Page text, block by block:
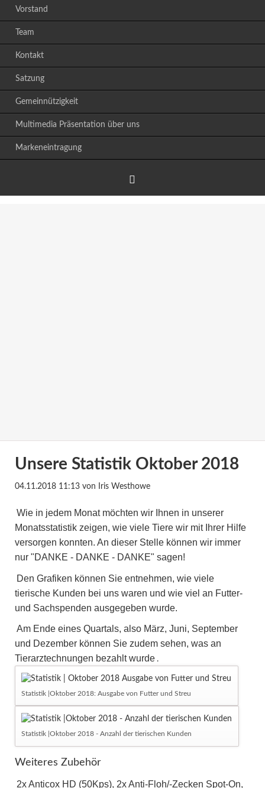
Vorstand
Team
Kontakt
Satzung
Gemeinnützigkeit
Multimedia Präsentation über uns
Markeneintragung
Unsere Statistik Oktober 2018
04.11.2018 11:13von Iris Westhowe
Wie in jedem Monat möchten wir Ihnen in unserer
Monatsstatistik zeigen, wie viele Tiere wir mit Ihrer Hilfe
versorgen konnten. An dieser Stelle können wir immer
nur "DANKE - DANKE - DANKE" sagen!
Den Grafiken können Sie entnehmen, wie viele
tierische Kunden bei uns waren und wie viel an Futter-
und Sachspenden ausgegeben wurde.
Am Ende eines Quartals, also März, Juni, September
und Dezember können Sie zudem sehen, was an
Tierarztechnungen bezahlt wurde .
Statistik |Oktober 2018: Ausgabe von Futter und Streu
Statistik |Oktober 2018 - Anzahl der tierischen Kunden
Weiteres Zubehör
2x Anticox HD (50Kps), 2x Anti-Floh/-Zecken Spot-On,